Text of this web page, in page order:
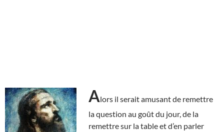
Alors il serait amusant de remettre
la question au goût du jour, de la
remettre sur la table et d’en parler